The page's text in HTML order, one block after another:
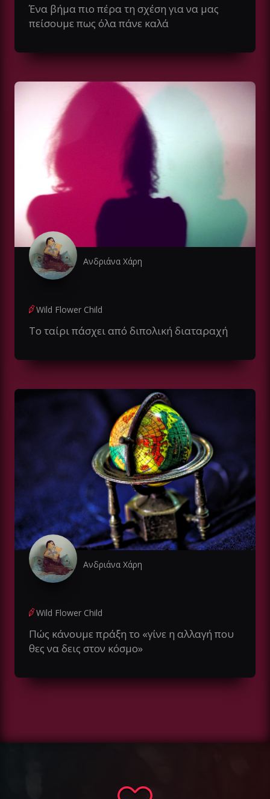
Ένα βήμα πιο πέρα τη σχέση για να μας
πείσουμε πως όλα πάνε καλά
Ανδριάνα Χάρη
Wild Flower Child
Το ταίρι πάσχει από διπολική διαταραχή
Ανδριάνα Χάρη
Wild Flower Child
Πώς κάνουμε πράξη το «γίνε η αλλαγή που
θες να δεις στον κόσμο»